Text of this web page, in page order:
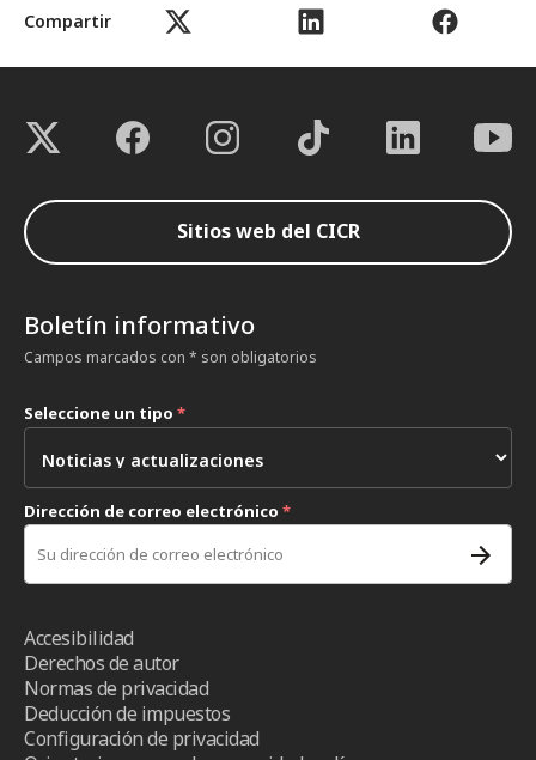
Compartir
Sitios web del CICR
Boletín informativo
Campos marcados con * son obligatorios
Seleccione un tipo *
Dirección de correo electrónico *
Accesibilidad
Derechos de autor
Normas de privacidad
Deducción de impuestos
Configuración de privacidad